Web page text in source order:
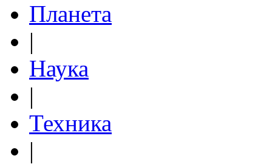
Планета
|
Наука
|
Техника
|